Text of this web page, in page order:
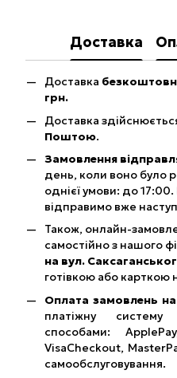
Доставка
Доставка
грн.
Доставка
Поштою.
Замовлення
день, коли воно було
однієї умови: до
відправимо вже
Також, онлайн-
самостійно з нашого
на вул.
готівкою або карткою
Оплата замовлень
платіжну систему
способами:
VisaCheckout,
самообслуговування.